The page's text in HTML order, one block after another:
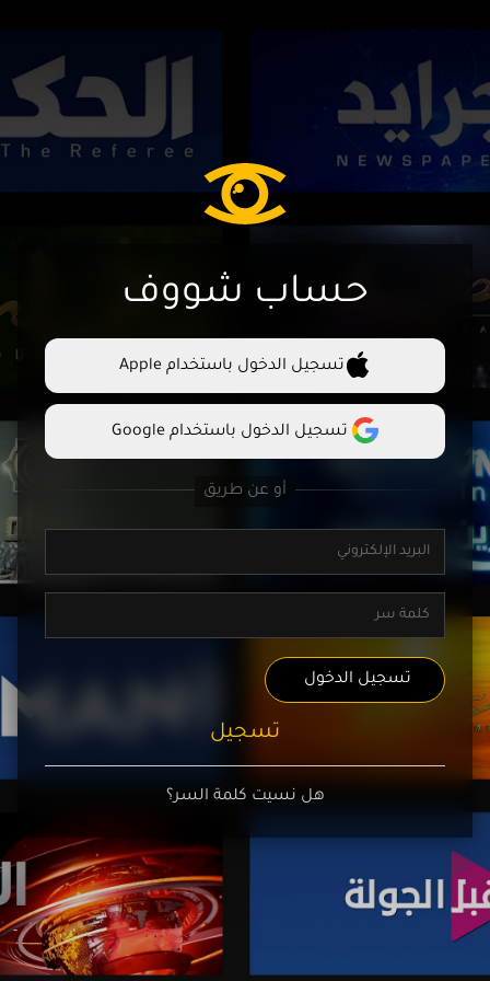
حساب شووف
تسجيل الدخول باستخدام Apple
تسجيل الدخول باستخدام Google
تسجيل الدخول
تسجيل
هل نسيت كلمة السر؟